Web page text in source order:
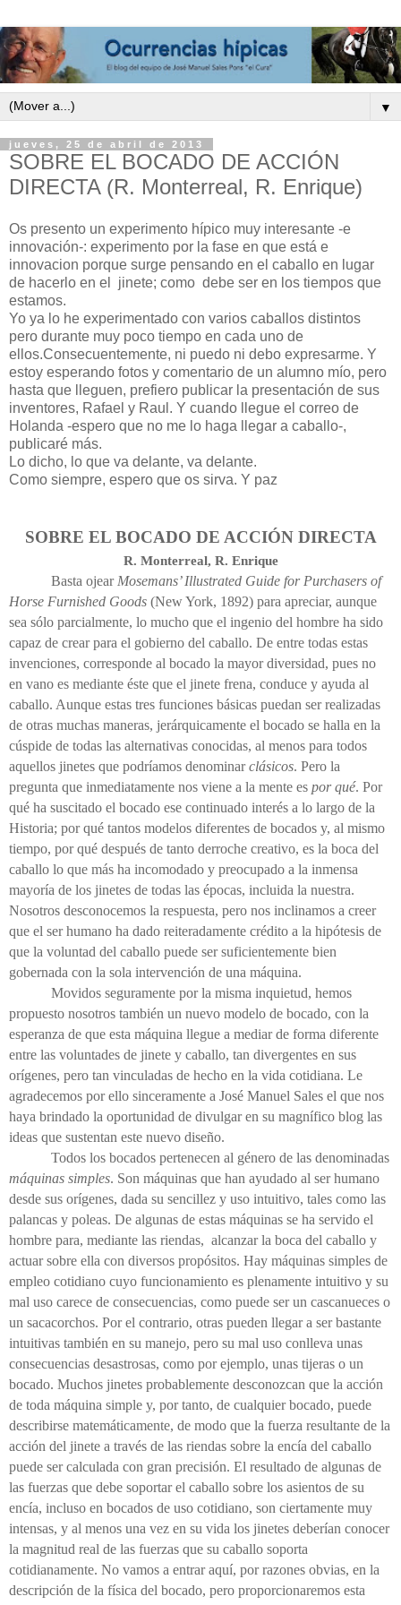
▼
jueves, 25 de abril de 2013
SOBRE EL BOCADO DE ACCIÓN
DIRECTA (R. Monterreal, R. Enrique)
Os presento un experimento hípico muy interesante -e
innovación-: experimento por la fase en que está e
innovacion porque surge pensando en el caballo en lugar
de hacerlo en el jinete; como debe ser en los tiempos que
estamos.
Yo ya lo he experimentado con varios caballos distintos
pero durante muy poco tiempo en cada uno de
ellos.Consecuentemente, ni puedo ni debo expresarme. Y
estoy esperando fotos y comentario de un alumno mío, pero
hasta que lleguen, prefiero publicar la presentación de sus
inventores, Rafael y Raul. Y cuando llegue el correo de
Holanda -espero que no me lo haga llegar a caballo-,
publicaré más.
Lo dicho, lo que va delante, va delante.
Como siempre, espero que os sirva. Y paz
SOBRE EL BOCADO DE ACCIÓN DIRECTA
R. Monterreal, R. Enrique
Basta ojearMosemans’ Illustrated Guide for Purchasers of
Horse Furnished Goods (New York, 1892) para apreciar, aunque
sea sólo parcialmente, lo mucho que el ingenio del hombre ha sido
capaz de crear para el gobierno del caballo. De entre todas estas
invenciones, corresponde al bocado la mayor diversidad, pues no
en vano es mediante éste que el jinete frena, conduce y ayuda al
caballo. Aunque estas tres funciones básicas puedan ser realizadas
de otras muchas maneras, jerárquicamente el bocado se halla en la
cúspide de todas las alternativas conocidas, al menos para todos
aquellos jinetes que podríamos denominarclásicos. Pero la
pregunta que inmediatamente nos viene a la mente es por qué. Por
qué ha suscitado el bocado ese continuado interés a lo largo de la
Historia; por qué tantos modelos diferentes de bocados y, al mismo
tiempo, por qué después de tanto derroche creativo, es la boca del
caballo lo que más ha incomodado y preocupado a la inmensa
mayoría de los jinetes de todas las épocas, incluida la nuestra.
Nosotros desconocemos la respuesta, pero nos inclinamos a creer
que el ser humano ha dado reiteradamente crédito a la hipótesis de
que la voluntad del caballo puede ser suficientemente bien
gobernada con la sola intervención de una máquina.
Movidos seguramente por la misma inquietud, hemos
propuesto nosotros también un nuevo modelo de bocado, con la
esperanza de que esta máquina llegue a mediar de forma diferente
entre las voluntades de jinete y caballo, tan divergentes en sus
orígenes, pero tan vinculadas de hecho en la vida cotidiana. Le
agradecemos por ello sinceramente a José Manuel Sales el que nos
haya brindado la oportunidad de divulgar en su magnífico blog las
ideas que sustentan este nuevo diseño.
Todos los bocados pertenecen al género de las denominadas
máquinas simples. Son máquinas que han ayudado al ser humano
desde sus orígenes, dada su sencillez y uso intuitivo, tales como las
palancas y poleas. De algunas de estas máquinas se ha servido el
hombre para, mediante las riendas, alcanzar la boca del caballo y
actuar sobre ella con diversos propósitos. Hay máquinas simples de
empleo cotidiano cuyo funcionamiento es plenamente intuitivo y su
mal uso carece de consecuencias, como puede ser un cascanueces o
un sacacorchos. Por el contrario, otras pueden llegar a ser bastante
intuitivas también en su manejo, pero su mal uso conlleva unas
consecuencias desastrosas, como por ejemplo, unas tijeras o un
bocado. Muchos jinetes probablemente desconozcan que la acción
de toda máquina simple y, por tanto, de cualquier bocado, puede
describirse matemáticamente, de modo que la fuerza resultante de la
acción del jinete a través de las riendas sobre la encía del caballo
puede ser calculada con gran precisión. El resultado de algunas de
las fuerzas que debe soportar el caballo sobre los asientos de su
encía, incluso en bocados de uso cotidiano, son ciertamente muy
intensas, y al menos una vez en su vida los jinetes deberían conocer
la magnitud real de las fuerzas que su caballo soporta
cotidianamente. No vamos a entrar aquí, por razones obvias, en la
descripción de la física del bocado, pero proporcionaremos esta